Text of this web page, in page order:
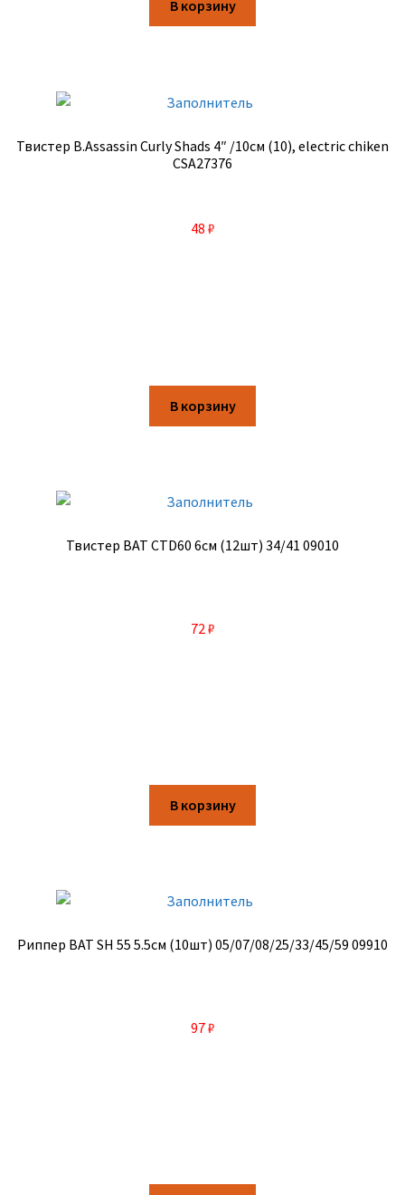
В корзину
Твистер B.Assassin Curly Shads 4″ /10см (10), electric chiken
CSA27376
48 ₽
В корзину
Твистер BAT CTD60 6см (12шт) 34/41 09010
72₽
В корзину
Риппер BAT SH 55 5.5см (10шт) 05/07/08/25/33/45/59 09910
97₽